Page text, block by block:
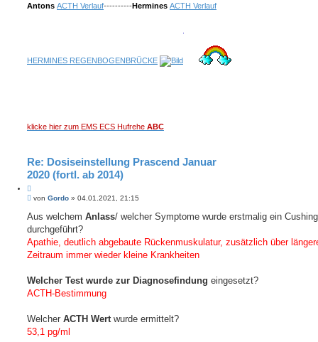
Antons ACTH Verlauf----------Hermines ACTH Verlauf
HERMINES REGENBOGENBRÜCKE
klicke hier zum EMS ECS Hufrehe ABC
Re: Dosiseinstellung Prascend Januar
2020 (fortl. ab 2014)
i
e
r
e
n
B
i
r
a
g
von Gordo » 04.01.2021, 21:15
Aus welchem Anlass/ welcher Symptome wurde erstmalig ein
durchgeführt?
Apathie, deutlich abgebaute Rückenmuskulatur, zusätzlich über
Zeitraum immer wieder kleine Krankheiten
Welcher Test wurde zur Diagnosefindung eingesetzt?
ACTH-Bestimmung
Welcher ACTH Wertwurde ermittelt?
53,1 pg/ml